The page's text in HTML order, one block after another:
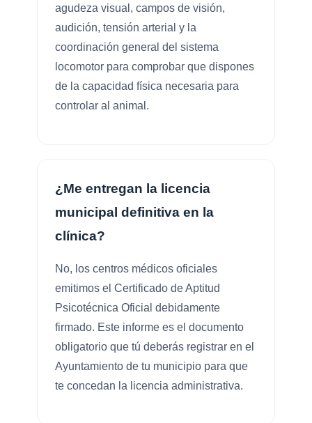
agudeza visual, campos de visión,
audición, tensión arterial y la
coordinación general del sistema
locomotor para comprobar que dispones
de la capacidad física necesaria para
controlar al animal.
¿Me entregan la licencia
municipal definitiva en la
clínica?
No, los centros médicos oficiales
emitimos el Certificado de Aptitud
Psicotécnica Oficial debidamente
firmado. Este informe es el documento
obligatorio que tú deberás registrar en el
Ayuntamiento de tu municipio para que
te concedan la licencia administrativa.